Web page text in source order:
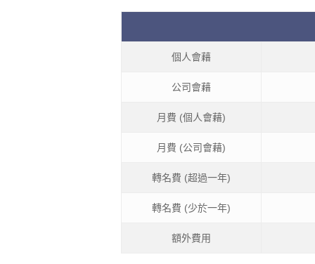
個人會藉
公司會藉
月費 (個人會藉)
月費 (公司會藉)
轉名費 (超過一年)
轉名費 (少於一年)
額外費用